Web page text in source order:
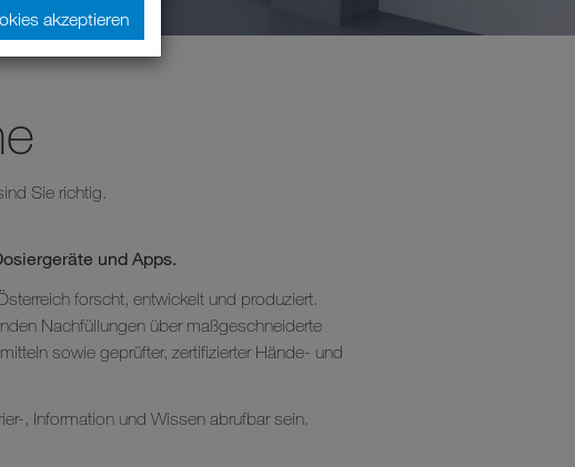
Sie richtig.
und Apps.
forscht, entwickelt und produziert.
Nachfüllungen über maßgeschneiderte
sowie geprüfter, zertifizierter Hände- und
, Information und Wissen abrufbar sein.
akzeptieren